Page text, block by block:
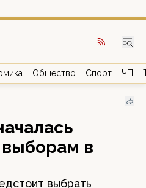
Общество Спорт ЧП
выборам в
выбрать